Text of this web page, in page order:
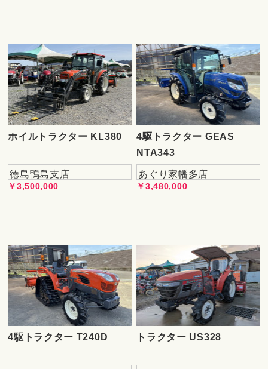
ホイルトラクター KL380
徳島鴨島支店
￥3,500,000
.
4駆トラクター GEAS
NTA343
あぐり家幡多店
￥3,480,000
4駆トラクター T240D トラクター US328